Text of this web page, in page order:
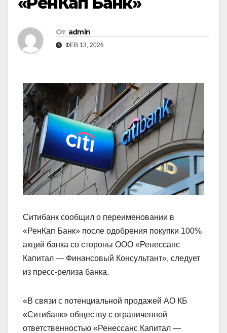
От admin
ФЕВ 13, 2026
Ситибанк сообщил о переименовании в
«РенКап Банк» после одобрения покупки 100%
акций банка со стороны ООО «Ренессанс
Капитал — Финансовый Консультант», следует
из пресс-релиза банка.
«В связи с потенциальной продажей АО КБ
«Ситибанк» обществу с ограниченной
ответственностью «Ренессанс Капитал —